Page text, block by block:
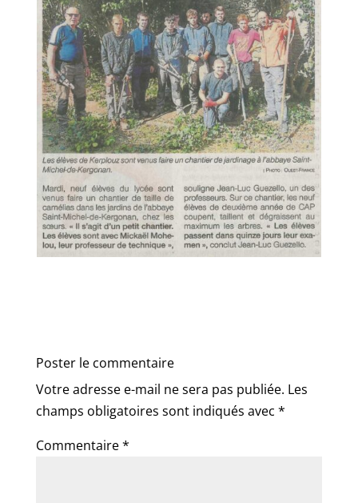
Poster le commentaire
Votre adresse e-mail ne sera pas publiée. Les
champs obligatoires sont indiqués avec *
Commentaire*